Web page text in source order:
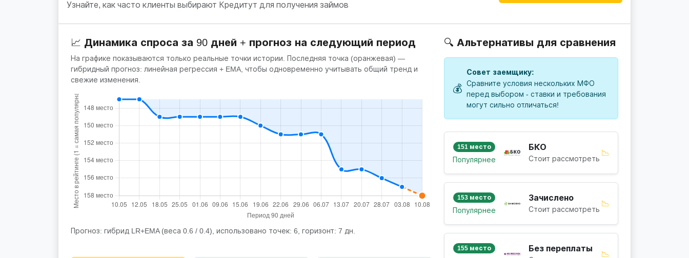
Узнайте, как часто клиенты выбирают Кредитут для получения займов
📈 Динамика спроса за 90 дней + прогноз на следующий период
На графике показываются только реальные точки истории. Последняя точка (оранжевая) —
гибридный прогноз: линейная регрессия + EMA, чтобы одновременно учитывать общий тренд и
свежие изменения.
Прогноз: гибрид LR+EMA (веса 0.6 / 0.4), использовано точек: 6, горизонт: 7 дн.
🔍 Альтернативы для сравнения
💰
Совет заемщику:
Сравните условия нескольких МФО
перед выбором - ставки и требования
могут сильно отличаться!
151 место
Популярнее
БКО
Стоит рассмотреть
📉
153 место
Популярнее
Зачислено
Стоит рассмотреть
📉
155 место Без переплаты
📉